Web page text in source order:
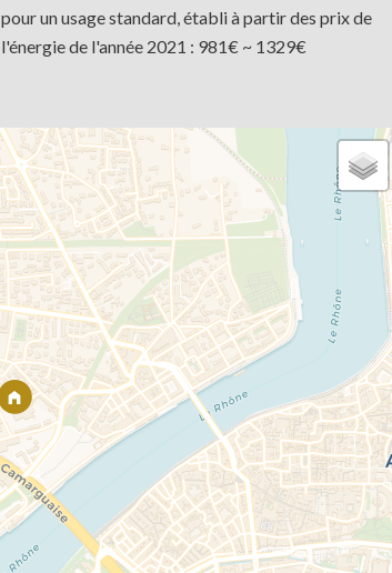
pour un usage standard, établi à partir des prix de
l'énergie de l'année 2021 : 981€ ~ 1329€